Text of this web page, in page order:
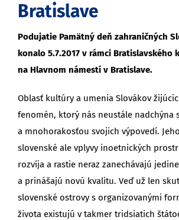
Bratislave
Podujatie Pamätný deň zahraničných
konalo 5.7.2017 v rámci
na Hlavnom námestí v Bratislave.
Oblasť kultúry a umenia Slovákov
fenomén, ktorý nás neustále nadchýna
a mnohorakosťou svojich výpovedí.
slovenské ale vplyvy inoetnických
rozvíja a rastie neraz zanechávajú
a prinášajú novú kvalitu. Veď už len
slovenské ostrovy s organizovanými
života existujú v takmer tridsiatich